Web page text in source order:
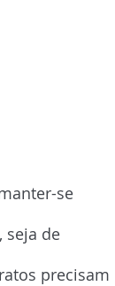
se
seja de
precisam